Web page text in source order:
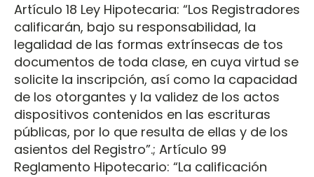
Artículo 18 Ley Hipotecaria: “Los Registradores
calificarán, bajo su responsabilidad, la
legalidad de las formas extrínsecas de tos
documentos de toda clase, en cuya virtud se
solicite la inscripción, así como la capacidad
de los otorgantes y la validez de los actos
dispositivos contenidos en las escrituras
públicas, por lo que resulta de ellas y de los
asientos del Registro”.; Artículo 99
Reglamento Hipotecario: “La calificación